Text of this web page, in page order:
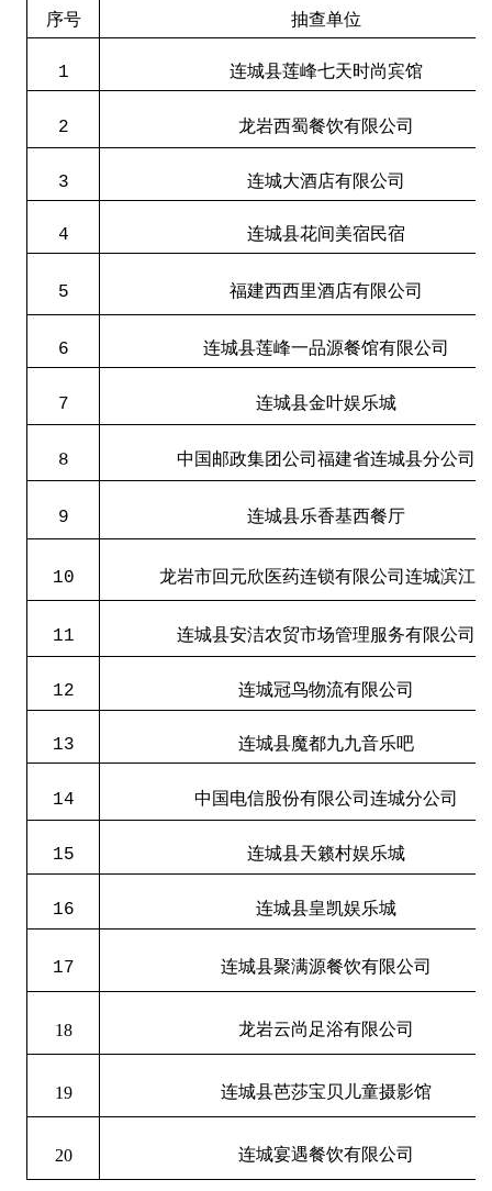
序号 抽查单位
1 连城县莲峰七天时尚宾馆
2 龙岩西蜀餐饮有限公司
3 连城大酒店有限公司
4 连城县花间美宿民宿
5 福建西西里酒店有限公司
6 连城县莲峰一品源餐馆有限公司
7 连城县金叶娱乐城
8 中国邮政集团公司福建省连城县分公司
9 连城县乐香基西餐厅
10 龙岩市回元欣医药连锁有限公司连城滨江店
11 连城县安洁农贸市场管理服务有限公司
12 连城冠鸟物流有限公司
13 连城县魔都九九音乐吧
14 中国电信股份有限公司连城分公司
15 连城县天籁村娱乐城
16 连城县皇凯娱乐城
17 连城县聚满源餐饮有限公司
18 龙岩云尚足浴有限公司
19 连城县芭莎宝贝儿童摄影馆
20 连城宴遇餐饮有限公司